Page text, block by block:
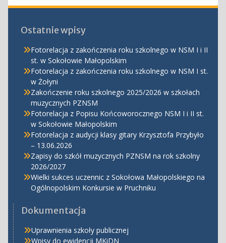
Ostatnie wpisy
Fotorelacja z zakończenia roku szkolnego w NSM I i II
st. w Sokołowie Małopolskim
Fotorelacja z zakończenia roku szkolnego w NSM I st.
w Żołyni
Zakończenie roku szkolnego 2025/2026 w szkołach
muzycznych PZNSM
Fotorelacja z Popisu Końcoworocznego NSM I i II st.
w Sokołowie Małopolskim
Fotorelacja z audycji klasy gitary Krzysztofa Przybyło
– 13.06.2026
Zapisy do szkół muzycznych PZNSM na rok szkolny
2026/2027
Wielki sukces uczennic z Sokołowa Małopolskiego na
Ogólnopolskim Konkursie w Pruchniku
Dokumentacja
Uprawnienia szkoły publicznej
Wpisy do ewidencji MKiDN